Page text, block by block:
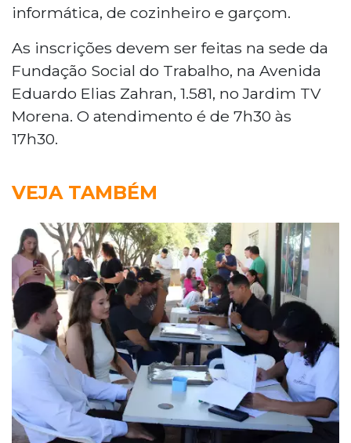
informática, de cozinheiro e garçom.
As inscrições devem ser feitas na sede da
Fundação Social do Trabalho, na Avenida
Eduardo Elias Zahran, 1.581, no Jardim TV
Morena. O atendimento é de 7h30 às
17h30.
VEJA TAMBÉM